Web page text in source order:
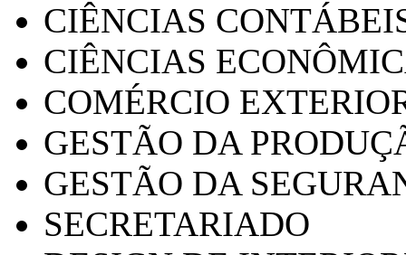
CIÊNCIAS
CIÊNCIAS
COMÉRCIO
GESTÃO DA
GESTÃO DA
SECRETARIADO